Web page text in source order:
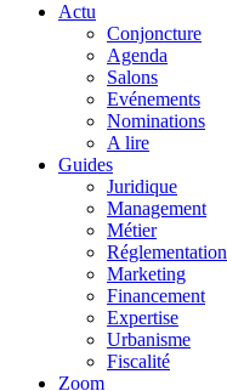
Actu
Conjoncture
Agenda
Salons
Evénements
Nominations
A lire
Guides
Juridique
Management
Métier
Réglementation
Marketing
Financement
Expertise
Urbanisme
Fiscalité
Zoom